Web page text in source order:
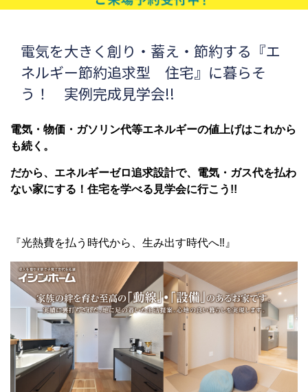
電気を大きく創り・蓄え・節約する『エ
ネルギー節約追求型 住宅』に暮らそ
う！ 実例完成見学会!!
電気・物価・ガソリン代等エネルギーの値上げはこれから
も続く。
だから、エネルギーゼロ追求設計で、電気・ガス代を払わ
ない家にする！住宅を学べる見学会に行こう!!
『光熱費を払う時代から、生み出す時代へ‼️』